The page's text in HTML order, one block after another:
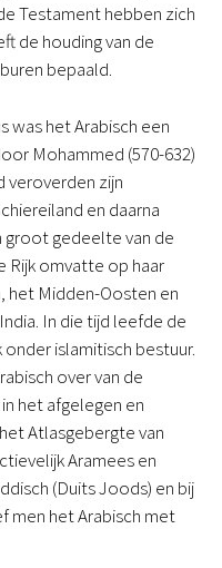
Testament hebben zich
de houding van de
bepaald.
was het Arabisch een
Mohammed (570-632)
veroverden zijn
en daarna
groot gedeelte van de
Rijk omvatte op haar
het Midden-Oosten en
In die tijd leefde de
islamitisch bestuur.
over van de
het afgelegen en
Atlasgebergte van
Aramees en
(Duits Joods) en bij
men het Arabisch met